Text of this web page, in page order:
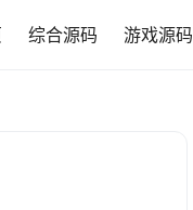
综合源码 游戏源码